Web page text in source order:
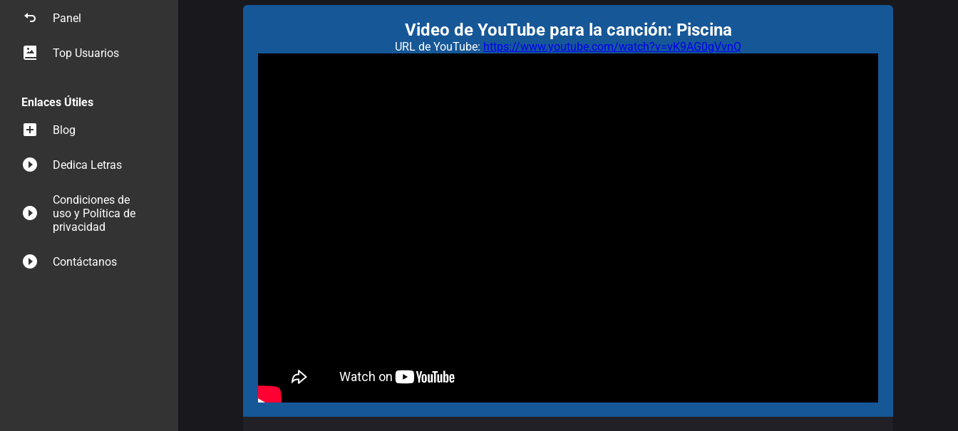
Panel
Top Usuarios
Enlaces Útiles
Blog
Dedica Letras
Condiciones de
uso y Política de
privacidad
Contáctanos
Video de YouTube para la canción: Piscina
URL de YouTube: https://www.youtube.com/watch?v=vK9AG0gVvnQ